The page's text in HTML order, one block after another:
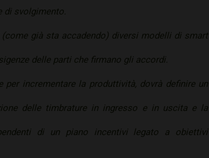
di svolgimento.
già sta accadendo) diversi modelli di smart
delle parti che firmano gli accordi.
per incrementare la produttività, dovrà definire un
delle timbrature in ingresso e in uscita e la
di un piano incentivi legato a obiettivi